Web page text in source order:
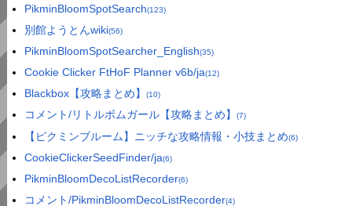
PikminBloomSpotSearch(123)
別館ようとんwiki(56)
PikminBloomSpotSearcher_English(35)
Cookie Clicker FtHoF Planner v6b/ja(12)
Blackbox【攻略まとめ】 (10)
コメント/リトルボムガール【攻略まとめ】 (7)
【ピクミンブルーム】ニッチな攻略情報・小技まとめ(6)
CookieClickerSeedFinder/ja(6)
PikminBloomDecoListRecorder(6)
コメント/PikminBloomDecoListRecorder(4)